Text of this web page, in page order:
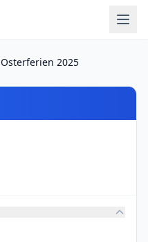
Osterferien 2025